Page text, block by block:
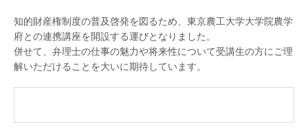
知的財産権制度の普及啓発を図るため、東京農工大学大学院農学
府との連携講座を開設する運びとなりました。
併せて、弁理士の仕事の魅力や将来性について受講生の方にご理
解いただけることを大いに期待しています。